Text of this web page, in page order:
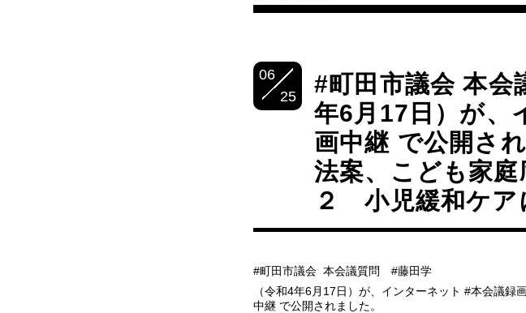
06
25
#町田市議会 本
年6月17日）が、
画中継 で公開さ
法案、こども家
２ 小児緩和ケア
#町田市議会 本会議質問 #藤田学
（令和4年6月17日）が、インターネット #本会議録
中継 で公開されました。